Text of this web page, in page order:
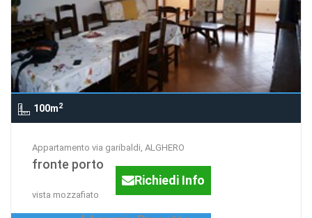
100m2
Appartamento via garibaldi, ALGHERO
fronte porto
vista mozzafiato
Richiedi Info